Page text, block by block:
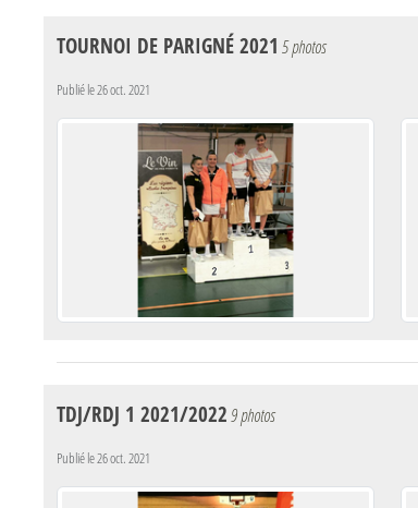
TOURNOI DE PARIGNÉ 2021 5 photos
Publié le26 oct. 2021
TDJ/RDJ 1 2021/20229 photos
Publié le26 oct. 2021